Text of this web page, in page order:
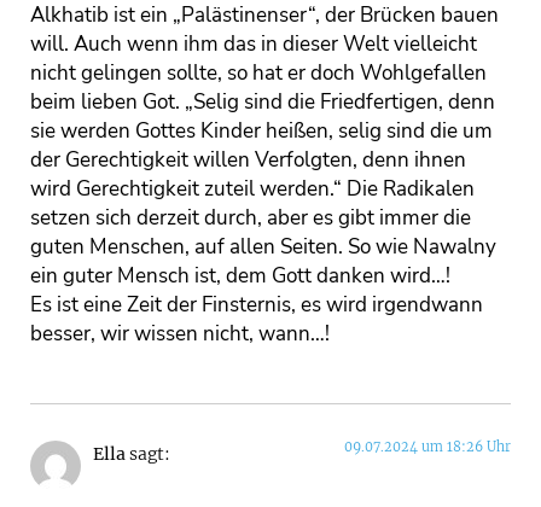
Alkhatib ist ein „Palästinenser“, der Brücken bauen
will. Auch wenn ihm das in dieser Welt vielleicht
nicht gelingen sollte, so hat er doch Wohlgefallen
beim lieben Got. „Selig sind die Friedfertigen, denn
sie werden Gottes Kinder heißen, selig sind die um
der Gerechtigkeit willen Verfolgten, denn ihnen
wird Gerechtigkeit zuteil werden.“ Die Radikalen
setzen sich derzeit durch, aber es gibt immer die
guten Menschen, auf allen Seiten. So wie Nawalny
ein guter Mensch ist, dem Gott danken wird…!
Es ist eine Zeit der Finsternis, es wird irgendwann
besser, wir wissen nicht, wann…!
Ellasagt: 09.07.2024 um 18:26 Uhr